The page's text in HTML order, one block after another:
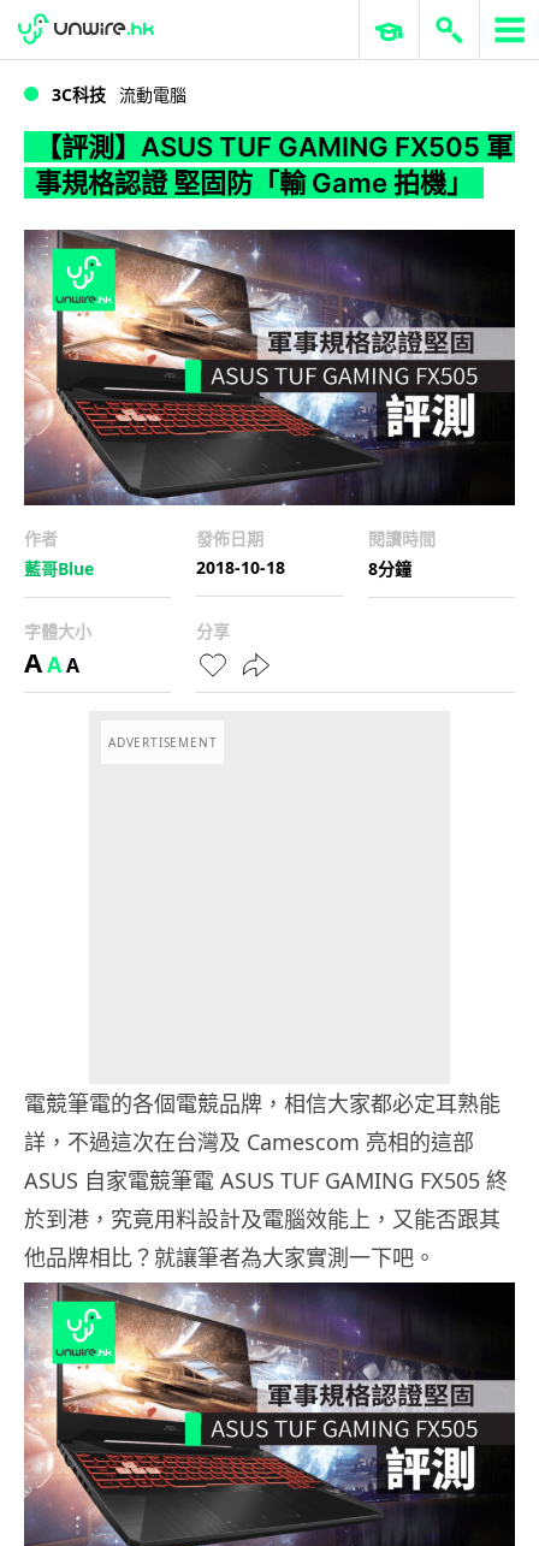
WWDC 2026 ERP 與商業 AI
3C科技 流動電腦
【評測】ASUS TUF GAMING FX505 軍
事規格認證 堅固防「輸 Game 拍機」
作者
藍哥Blue
發佈日期
2018-10-18
閱讀時間
8分鐘
字體大小
AAA
分享
ADVERTISEMENT
電競筆電的各個電競品牌，相信大家都必定耳熟能
詳，不過這次在台灣及 Camescom 亮相的這部
ASUS 自家電競筆電 ASUS TUF GAMING FX505 終
於到港，究竟用料設計及電腦效能上，又能否跟其
他品牌相比？就讓筆者為大家實測一下吧。